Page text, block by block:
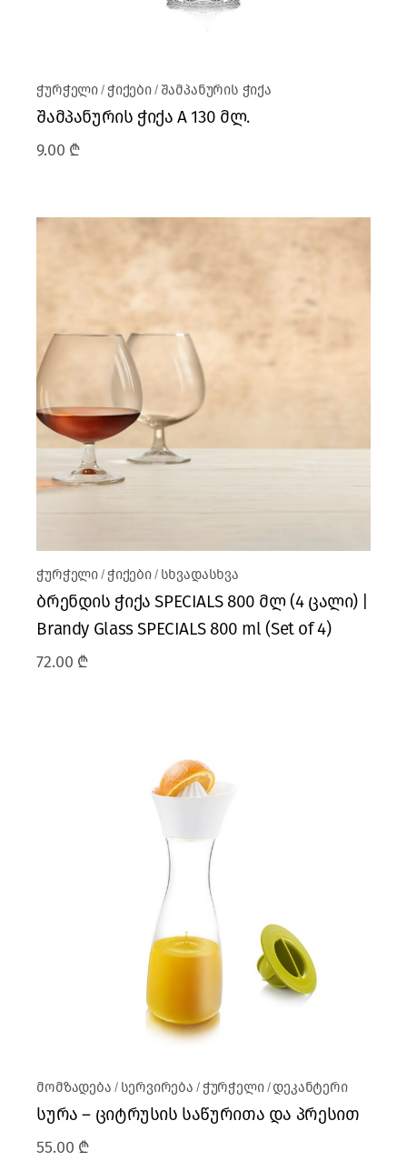
ჭურჭელი ჭიქები შამპანურის ჭიქა
შამპანურის ჭიქა A 130 მლ.
9.00 ₾
ჭურჭელი ჭიქები სხვადასხვა
ბრენდის ჭიქა SPECIALS 800 მლ (4 ცალი) |
Brandy Glass SPECIALS 800 ml (Set of 4)
72.00 ₾
მომზადება სერვირება ჭურჭელი დეკანტერი
სურა – ციტრუსის საწურითა და პრესით
55.00 ₾